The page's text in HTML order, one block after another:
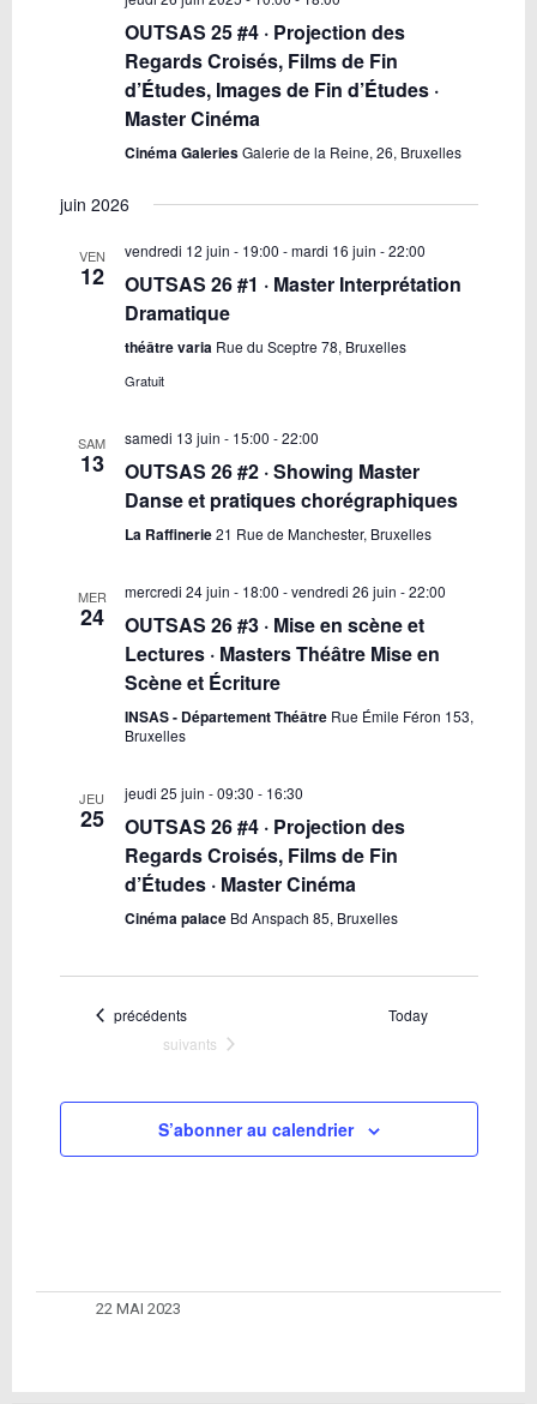
OUTSAS 25 #4 · Projection des
Regards Croisés, Films de Fin
d’Études, Images de Fin d’Études ·
Master Cinéma
Cinéma GaleriesGalerie de la Reine, 26, Bruxelles
juin 2026
VEN
12
vendredi 12 juin - 19:00 -mardi 16 juin - 22:00
OUTSAS 26 #1 · Master Interprétation
Dramatique
théâtre varia Rue du Sceptre 78, Bruxelles
Gratuit
SAM
13
samedi 13 juin - 15:00 -22:00
OUTSAS 26 #2 · Showing Master
Danse et pratiques chorégraphiques
La Raffinerie21 Rue de Manchester, Bruxelles
MER
24
mercredi 24 juin - 18:00 -vendredi 26 juin - 22:00
OUTSAS 26 #3 · Mise en scène et
Lectures · Masters Théâtre Mise en
Scène et Écriture
INSAS - Département Théâtre Rue Émile Féron 153,
Bruxelles
JEU
25
jeudi 25 juin - 09:30 - 16:30
OUTSAS 26 #4 · Projection des
Regards Croisés, Films de Fin
d’Études · Master Cinéma
Cinéma palace Bd Anspach 85, Bruxelles
Évènements
précédents
Today
Évènements
suivants
S’abonner au calendrier
22 MAI 2023